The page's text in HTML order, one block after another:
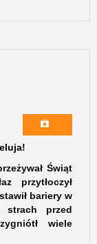
Świąt
przytłoczył
bariery w
strach przed
wiele